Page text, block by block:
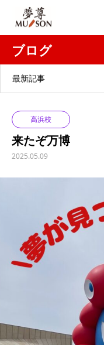
ブログ
最新記事
高浜校
来たぞ万博
2025.05.09